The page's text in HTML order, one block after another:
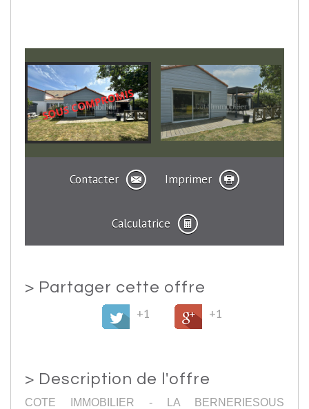
Contacter Imprimer
Calculatrice
> Partager cette offre
+1
+1
> Description de l'offre
COTE IMMOBILIER - LA BERNERIESOUS